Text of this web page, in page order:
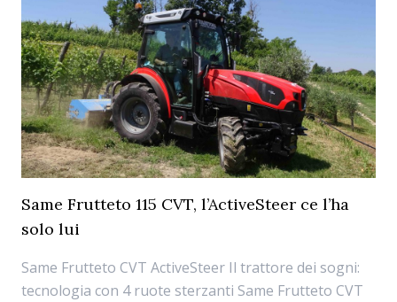
Same Frutteto 115 CVT, l’ActiveSteer ce l’ha
solo lui
Same Frutteto CVT ActiveSteer Il trattore dei sogni:
tecnologia con 4 ruote sterzanti Same Frutteto CVT